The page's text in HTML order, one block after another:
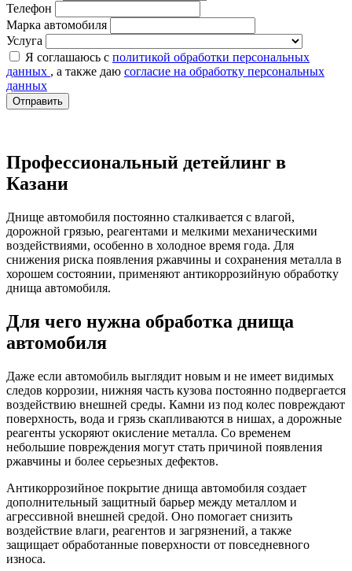
Телефон
Марка автомобиля
Услуга
Я соглашаюсь с политикой обработки персональных
данных , а также даю согласие на обработку персональных
данных
Отправить
Профессиональный детейлинг в
Казани
Днище автомобиля постоянно сталкивается с влагой,
дорожной грязью, реагентами и мелкими механическими
воздействиями, особенно в холодное время года. Для
снижения риска появления ржавчины и сохранения металла в
хорошем состоянии, применяют антикоррозийную обработку
днища автомобиля.
Для чего нужна обработка днища
автомобиля
Даже если автомобиль выглядит новым и не имеет видимых
следов коррозии, нижняя часть кузова постоянно подвергается
воздействию внешней среды. Камни из под колес повреждают
поверхность, вода и грязь скапливаются в нишах, а дорожные
реагенты ускоряют окисление металла. Со временем
небольшие повреждения могут стать причиной появления
ржавчины и более серьезных дефектов.
Антикоррозийное покрытие днища автомобиля создает
дополнительный защитный барьер между металлом и
агрессивной внешней средой. Оно помогает снизить
воздействие влаги, реагентов и загрязнений, а также
защищает обработанные поверхности от повседневного
износа.